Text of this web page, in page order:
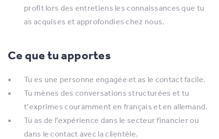
profit lors des entretiens les connaissances que tu
as acquises et approfondies chez nous.
Ce que tu apportes
Tu es une personne engagée et as le contact facile.
Tu mènes des conversations structurées et tu
t’exprimes couramment en français et en allemand.
Tu as de l’expérience dans le secteur financier ou
dans le contact avec la clientèle.